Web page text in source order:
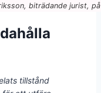
biträdande jurist,
tillstånd